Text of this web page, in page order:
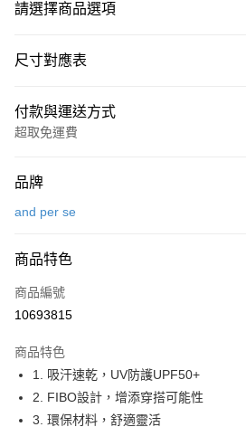
請選擇商品選項
尺寸對應表
付款與運送方式
超取免運費
信用卡一次付款
LINE Pay
Apple Pay
悠遊付
大哥付你分期
相關說明
品牌
and per se
商品特色
商品編號
10693815
商品特色
1. 吸汗速乾，UV防護UPF50+
2. FIBO設計，增添穿搭可能性
3. 環保材料，舒適靈活